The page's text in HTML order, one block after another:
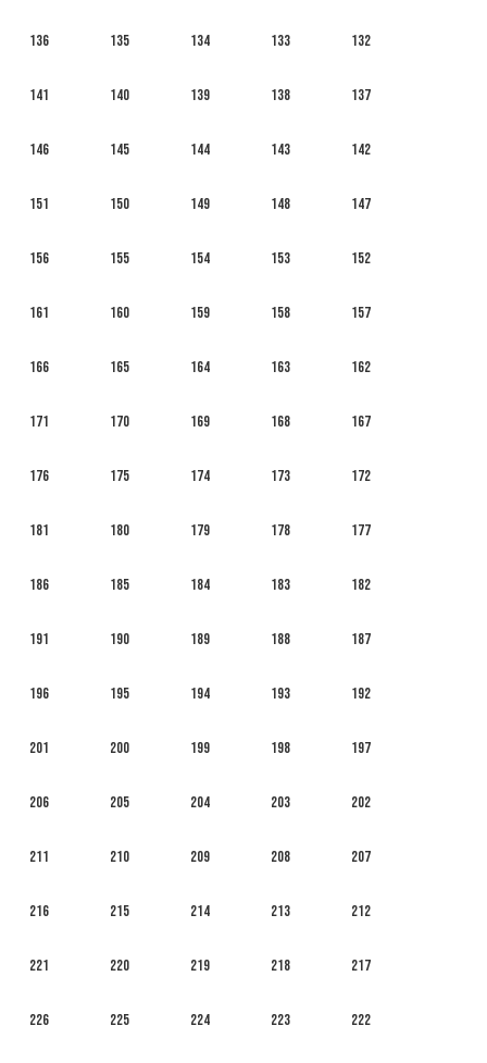
132
133
134
135
136
137
138
139
140
141
142
143
144
145
146
147
148
149
150
151
152
153
154
155
156
157
158
159
160
161
162
163
164
165
166
167
168
169
170
171
172
173
174
175
176
177
178
179
180
181
182
183
184
185
186
187
188
189
190
191
192
193
194
195
196
197
198
199
200
201
202
203
204
205
206
207
208
209
210
211
212
213
214
215
216
217
218
219
220
221
222
223
224
225
226